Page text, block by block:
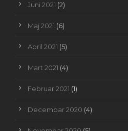
Juni 2021 (2)
Maj 2021 (6)
April 2021 (5)
Mart 2021 (4)
Februar 2021 (1)
Decembar 2020 (4)